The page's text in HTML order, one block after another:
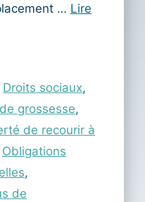
… Lire
Droits sociaux,
grossesse,
de recourir à
Obligations
,
de